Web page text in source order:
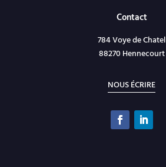
Contact
784 Voye de Chatel
88270 Hennecourt
NOUS ÉCRIRE